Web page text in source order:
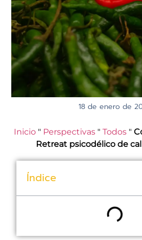
18 de enero de
Inicio " Perspectivas " Todos "
Retreat psicodélico de
Índice